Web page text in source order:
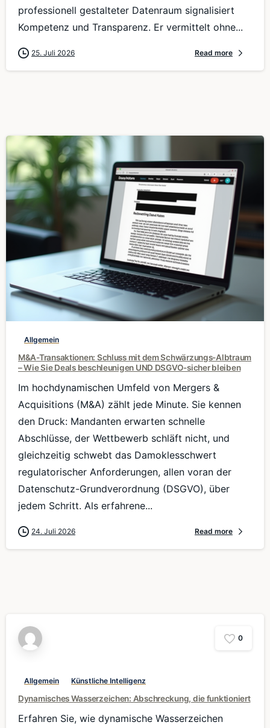
professionell gestalteter Datenraum signalisiert
Kompetenz und Transparenz. Er vermittelt ohne...
25. Juli 2026 Read more
0
Allgemein
M&A-Transaktionen: Schluss mit dem Schwärzungs-Albtraum
– Wie Sie Deals beschleunigen UND DSGVO-sicher bleiben
Im hochdynamischen Umfeld von Mergers &
Acquisitions (M&A) zählt jede Minute. Sie kennen
den Druck: Mandanten erwarten schnelle
Abschlüsse, der Wettbewerb schläft nicht, und
gleichzeitig schwebt das Damoklesschwert
regulatorischer Anforderungen, allen voran der
Datenschutz-Grundverordnung (DSGVO), über
jedem Schritt. Als erfahrene...
24. Juli 2026 Read more
0
Allgemein Künstliche Intelligenz
Dynamisches Wasserzeichen: Abschreckung, die funktioniert
Erfahren Sie, wie dynamische Wasserzeichen